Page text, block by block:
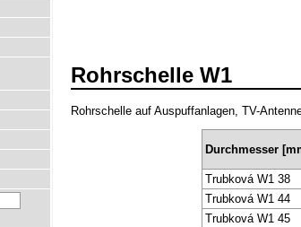
Rohrschelle W1
Rohrschelle auf Auspuffanlagen, TV-
Durchmesser
Trubková W1 38
Trubková W1 44
Trubková W1 45